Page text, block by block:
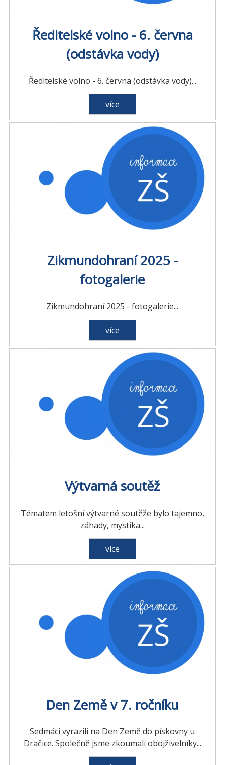
Ředitelské volno - 6. června
(odstávka vody)
Ředitelské volno - 6. června (odstávka vody)...
více
Zikmundohraní 2025 -
fotogalerie
Zikmundohraní 2025 - fotogalerie...
více
Výtvarná soutěž
Tématem letošní výtvarné soutěže bylo tajemno,
záhady, mystika...
více
Den Země v 7. ročníku
Sedmáci vyrazili na Den Země do pískovny u
Dračice. Společně jsme zkoumali obojživelníky...